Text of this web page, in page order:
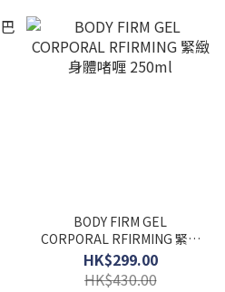
BODY FIRM GEL
CORPORAL RFIRMING 緊緻
身體啫喱 250ml
HK$299.00
HK$430.00